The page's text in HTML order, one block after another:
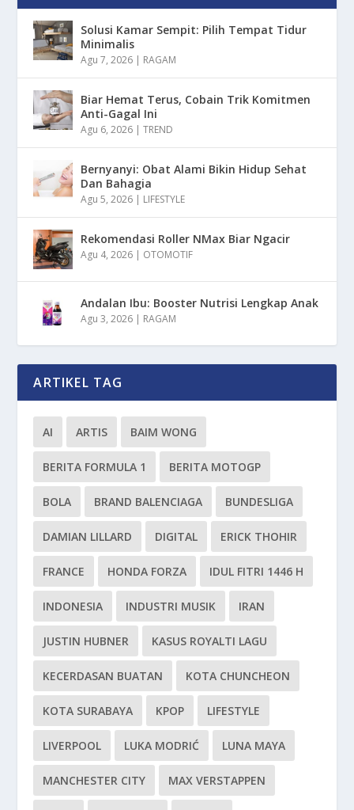
Solusi Kamar Sempit: Pilih Tempat Tidur
Minimalis
Agu 7, 2026 | RAGAM
Biar Hemat Terus, Cobain Trik Komitmen
Anti-Gagal Ini
Agu 6, 2026 |TREND
Bernyanyi: Obat Alami Bikin Hidup Sehat
Dan Bahagia
Agu 5, 2026 | LIFESTYLE
Rekomendasi Roller NMax Biar Ngacir
Agu 4, 2026 | OTOMOTIF
Andalan Ibu: Booster Nutrisi Lengkap Anak
Agu 3, 2026 | RAGAM
ARTIKEL TAG
AI ARTIS BAIM WONG
BERITA FORMULA 1 BERITA MOTOGP
BOLA BRAND BALENCIAGA BUNDESLIGA
DAMIAN LILLARD DIGITAL ERICK THOHIR
FRANCE HONDA FORZA IDUL FITRI 1446 H
INDONESIA INDUSTRI MUSIK IRAN
JUSTIN HUBNER KASUS ROYALTI LAGU
KECERDASAN BUATAN KOTA CHUNCHEON
KOTA SURABAYA KPOP LIFESTYLE
LIVERPOOL LUKA MODRIĆ LUNA MAYA
MANCHESTER CITY MAX VERSTAPPEN